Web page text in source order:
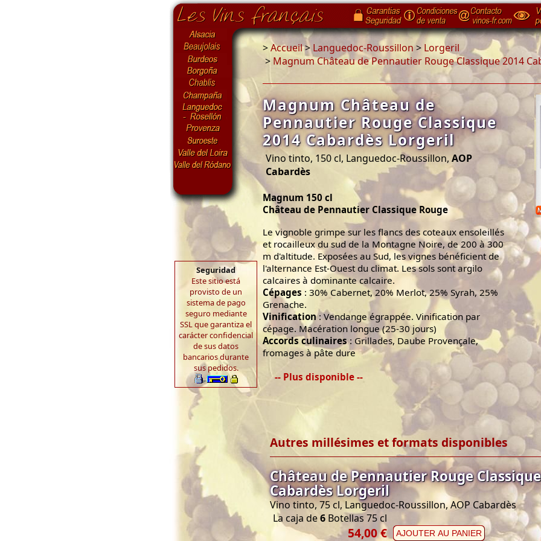
Seguridad
Este sitio está
provisto de un
sistema de pago
seguro mediante
SSL que garantiza el
carácter confidencial
de sus datos
bancarios durante
sus pedidos.
>Accueil>Languedoc-Roussillon> Lorgeril
> Magnum Château de Pennautier Rouge Classique 2014
Magnum Château de
Pennautier Rouge Classique
2014 Cabardès Lorgeril
Vino tinto, 150 cl, Languedoc-Roussillon, AOP
Cabardès
Magnum 150 cl
Château de Pennautier Classique Rouge
Le vignoble grimpe sur les flancs des coteaux ensoleillés
et rocailleux du sud de la Montagne Noire, de 200 à 300
m d'altitude. Exposées au Sud, les vignes bénéficient de
l'alternance Est-Ouest du climat. Les sols sont argilo
calcaires à dominante calcaire.
Cépages : 30% Cabernet, 20% Merlot, 25% Syrah, 25%
Grenache.
Vinification: Vendange égrappée. Vinification par
cépage. Macération longue (25-30 jours)
Accords culinaires: Grillades, Daube Provençale,
fromages à pâte dure
-- Plus disponible --
Autres millésimes et formats disponibles
Château de Pennautier Rouge
Cabardès Lorgeril
Vino tinto, 75 cl, Languedoc-Roussillon, AOP Cabardès
La caja de6 Botellas 75 cl
54,00 € AJOUTER AU PANIER